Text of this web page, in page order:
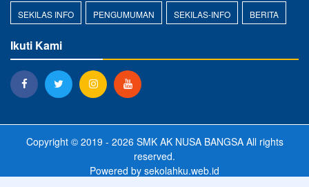
SEKILAS INFO PENGUMUMAN SEKILAS-INFO BERITA
Ikuti Kami
Copyright © 2019 - 2026 SMK AK NUSA BANGSAAll rights
reserved.
Powered by sekolahku.web.id